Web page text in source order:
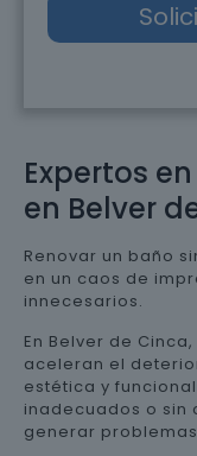
Expertos
en Belver
Renovar un baño
en un caos de
innecesarios.
En Belver de
aceleran el
estética y
inadecuados o sin
generar